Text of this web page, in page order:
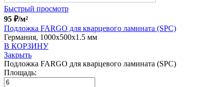
Быстрый просмотр
95 ₽/м²
Подложка FARGO для кварцевого ламината (SPC)
Германия, 1000x500x1.5 мм
В КОРЗИНУ
Закрыть
Подложка FARGO для кварцевого ламината (SPC)
Площадь: